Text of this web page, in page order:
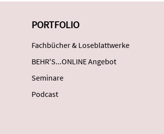
PORTFOLIO
Fachbücher & Loseblattwerke
BEHR'S...ONLINE Angebot
Seminare
Podcast